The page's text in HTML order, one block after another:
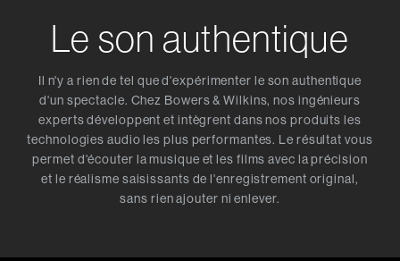
Le son authentique
Il n'y a rien de tel que d'expérimenter le son authentique
d'un spectacle. Chez Bowers & Wilkins, nos ingénieurs
experts développent et intègrent dans nos produits les
technologies audio les plus performantes. Le résultat vous
permet d'écouter la musique et les films avec la précision
et le réalisme saisissants de l'enregistrement original,
sans rien ajouter ni enlever.